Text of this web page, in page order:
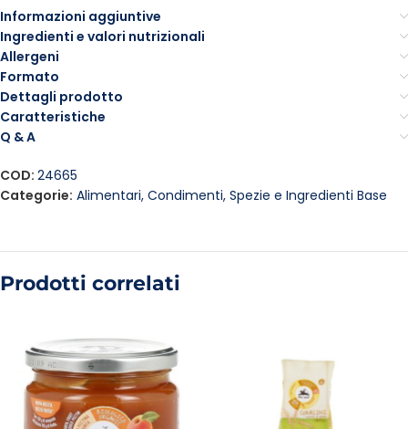
Informazioni aggiuntive
Ingredienti e valori nutrizionali
Allergeni
Formato
Dettagli prodotto
Caratteristiche
Q & A
COD: 24665
Categorie: Alimentari, Condimenti, Spezie e Ingredienti Base
Prodotti correlati